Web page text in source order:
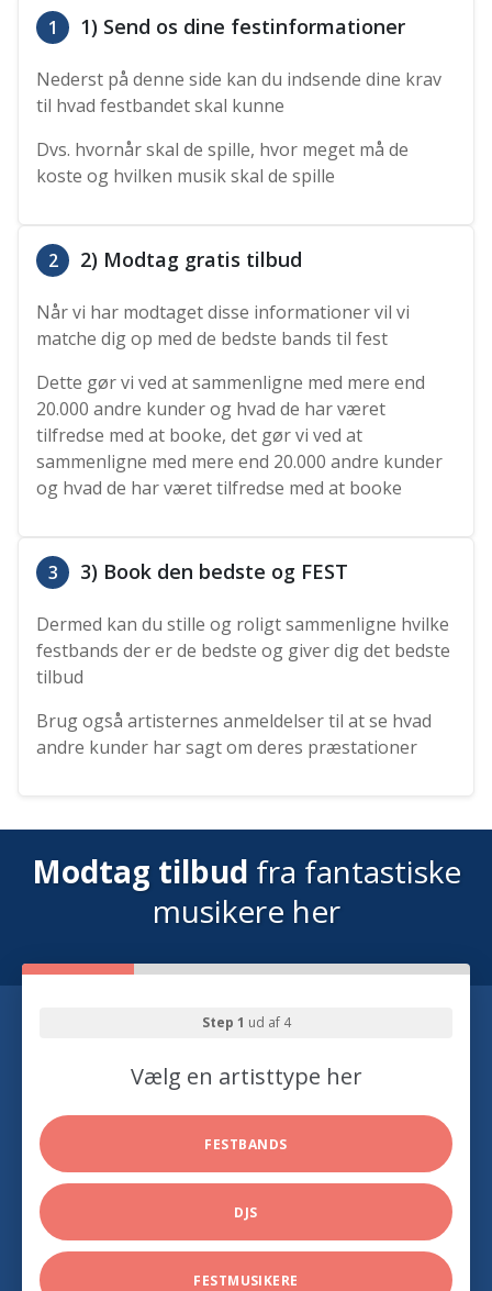
1 1) Send os dine festinformationer
Nederst på denne side kan du indsende dine krav
til hvad festbandet skal kunne
Dvs. hvornår skal de spille, hvor meget må de
koste og hvilken musik skal de spille
2 2) Modtag gratis tilbud
Når vi har modtaget disse informationer vil vi
matche dig op med de bedste bands til fest
Dette gør vi ved at sammenligne med mere end
20.000 andre kunder og hvad de har været
tilfredse med at booke, det gør vi ved at
sammenligne med mere end 20.000 andre kunder
og hvad de har været tilfredse med at booke
3 3) Book den bedste og FEST
Dermed kan du stille og roligt sammenligne hvilke
festbands der er de bedste og giver dig det bedste
tilbud
Brug også artisternes anmeldelser til at se hvad
andre kunder har sagt om deres præstationer
Modtag tilbud fra fantastiske
musikere her
Step 1 ud af 4
Vælg en artisttype her
FESTBANDS
DJS
FESTMUSIKERE